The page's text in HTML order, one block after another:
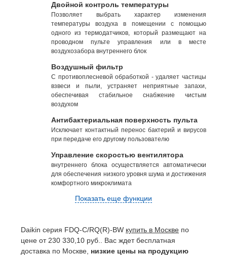
Двойной контроль температуры
Позволяет выбрать характер изменения
температуры воздуха в помещении с помощью
одного из термодатчиков, который размещают на
проводном пульте управления или в месте
воздухозабора внутреннего блок
Воздушный фильтр
С противоплесневой обработкой - удаляет частицы
взвеси и пыли, устраняет неприятные запахи,
обеспечивая стабильное снабжение чистым
воздухом
Антибактериальная поверхность пульта
Исключает контактный перенос бактерий и вирусов
при передаче его другому пользователю
Управление скоростью вентилятора
внутреннего блока осуществляется автоматически
для обеспечения низкого уровня шума и достижения
комфортного микроклимата
Показать еще функции
Daikin серия FDQ-C/RQ(R)-BW купить в Москве по
цене от 230 330,10 руб.. Вас ждет бесплатная
доставка по Москве, низкие цены на продукцию